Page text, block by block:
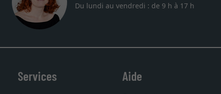
Téléphone: +33 9 73 03 61 38
Services Aide